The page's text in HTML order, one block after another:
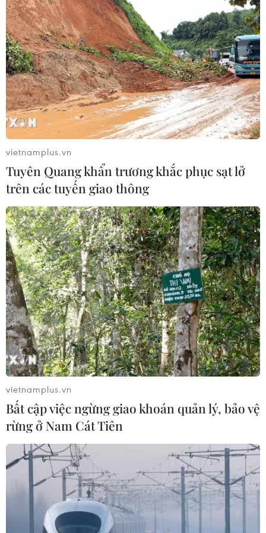
ai đó, coi như con vẫn hiện hữu trên thế gian.
Lần đầu tiên thực hiện ca ghép gan cho
trẻ mắc hội chứng hiếm gặp Budd Chiari
10/07/2024 12:42
Bác sỹ chuyên khoa 2 Bùi Hải Trung, Phó Trưởng khoa
Gan-Mật-Tụy và Ghép gan chia sẻ ca ghép gan cho
bệnh nhi gặp hội chứng Budd Chiar không chỉ hiếm
gặp ở Việt Nam mà hiếm gặp cả ở trên thế giới.
vietnamplus.vn
Tuyên Quang khẩn trương khắc phục sạt lở
trên các tuyến giao thông
vietnamplus.vn
Bất cập việc ngừng giao khoán quản lý, bảo vệ
rừng ở Nam Cát Tiên